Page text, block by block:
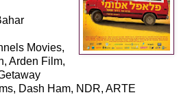
Movies,
Arden Film,
Dash Ham, NDR, ARTE